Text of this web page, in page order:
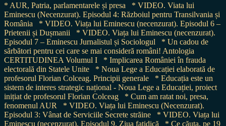
* AUR, Patria, parlamentarele și presa
* VIDEO. Viata lui
Eminescu (Necenzurat). Episodul 4: Războiul pentru Transilvania și
România
* VIDEO. Viața lui Eminescu (necenzurat). Episodul 6 –
Prietenii și Dușmanii
* VIDEO. Viața lui Eminescu (necenzurat).
Episodul 7 – Eminescu Jurnalistul și Sociologul
* Un cadou de
sărbători pentru cei care se mai consideră români! Antologia
CERTITUDINEA Volumul I
* Implicarea României în frauda
electorală din Statele Unite
* Noua Lege a Educației elaborată de
profesorul Florian Colceag. Principii generale
* Educația este un
sistem de interes strategic național - Noua Lege a Educației, proiect
inițiat de profesorul Florian Colceag
* Cum am ratat noi, presa,
fenomenul AUR
* VIDEO. Viața lui Eminescu (Necenzurat).
Episodul 3: Vânat de Serviciile Secrete străine
* VIDEO. Viața lui
Eminescu (necenzurat). Episodul 9. Ziua fatidică
* Ce căuta, pe 19